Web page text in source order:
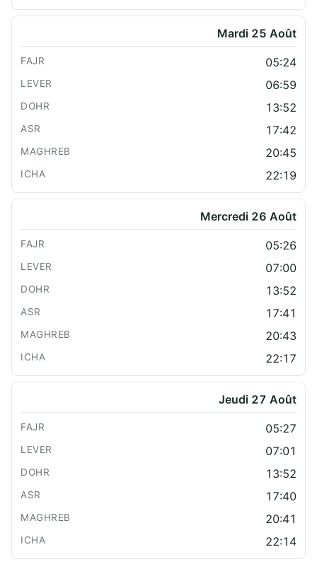
Mardi 25 Août
05:24
06:59
13:52
17:42
20:45
22:19
Mercredi 26 Août
05:26
07:00
13:52
17:41
20:43
22:17
Jeudi 27 Août
05:27
07:01
13:52
17:40
20:41
22:14